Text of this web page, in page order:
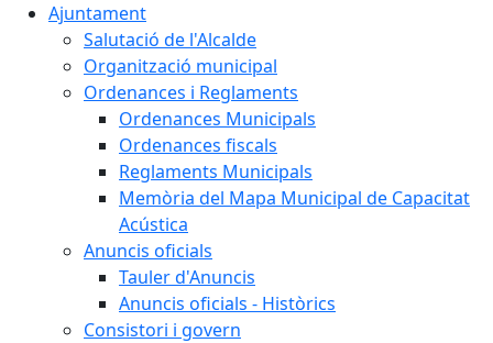
Ajuntament
Salutació de l'Alcalde
Organització municipal
Ordenances i Reglaments
Ordenances Municipals
Ordenances fiscals
Reglaments Municipals
Memòria del Mapa Municipal de Capacitat
Acústica
Anuncis oficials
Tauler d'Anuncis
Anuncis oficials - Històrics
Consistori i govern